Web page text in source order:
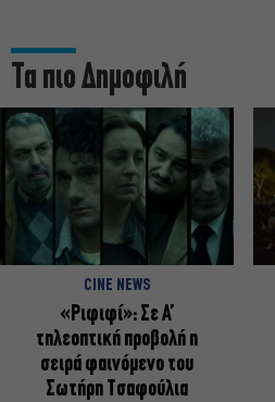
Τα πιο Δημοφιλή
CINE NEWS
«Ριφιφί»: Σε Α’
τηλεοπτική προβολή η
σειρά φαινόμενο του
Σωτήρη Τσαφούλια